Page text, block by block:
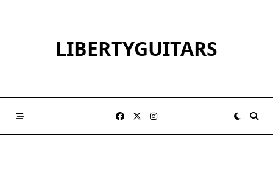
LIBERTYGUITARS